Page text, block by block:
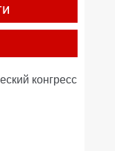
конгресс